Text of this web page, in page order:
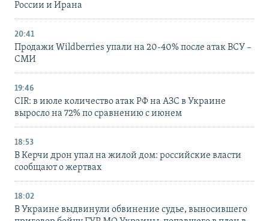
России и Ирана
20:41
Продажи Wildberries упали на 20-40% после атак ВСУ –
СМИ
19:46
CIR: в июле количество атак РФ на АЗС в Украине
выросло на 72% по сравнению с июнем
18:53
В Керчи дрон упал на жилой дом: российские власти
сообщают о жертвах
18:02
В Украине выдвинули обвинение судье, выносившего